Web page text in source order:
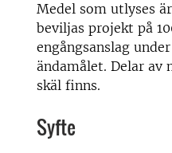
Medel som utlyses
beviljas projekt på
engångsanslag
ändamålet. Delar av
skäl finns.
Syfte